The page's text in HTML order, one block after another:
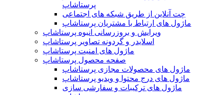
پرستاشاپ
چت آنلاین از طریق شبکه های اجتماعی
ماژول های ارتباط با مشتریان پرستاشاپ
ویرایش و بروزرسانی انبوه پرستاشاپ
اسلایدر و گردونه تصاویر پرستاشاپ
ماژول های امنیت پرستاشاپ
صفحه محصول پرستاشاپ
ماژول های محصولات مجازی پرستاشاپ
ماژول های درج محتوا و ویدیو پرستاشاپ
ماژول های ترکیبات و سفارشی سازی